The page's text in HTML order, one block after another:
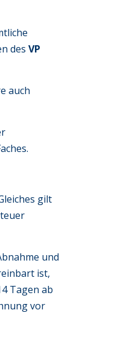
des VP
auch
gilt
und
ist,
Tagen ab
vor